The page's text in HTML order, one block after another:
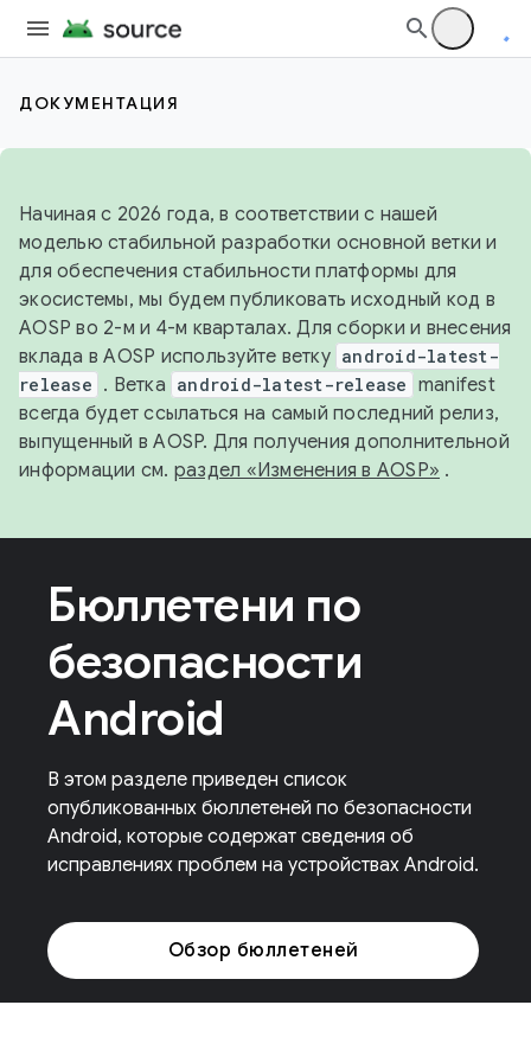
ДОКУМЕНТАЦИЯ
Начиная с 2026 года, в соответствии с нашей
моделью стабильной разработки основной ветки и
для обеспечения стабильности платформы для
экосистемы, мы будем публиковать исходный код в
AOSP во 2-м и 4-м кварталах. Для сборки и внесения
вклада в AOSP используйте ветку android-latest-
release . Ветка android-latest-release manifest
всегда будет ссылаться на самый последний релиз,
выпущенный в AOSP. Для получения дополнительной
информации см. раздел «Изменения в AOSP» .
Бюллетени по
безопасности
Android
В этом разделе приведен список
опубликованных бюллетеней по безопасности
Android, которые содержат сведения об
исправлениях проблем на устройствах Android.
Обзор бюллетеней